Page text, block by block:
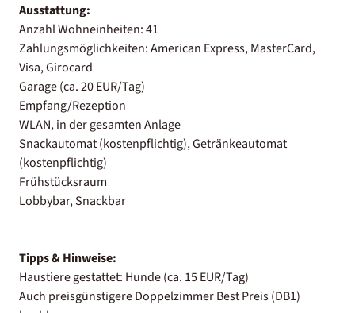
Ausstattung:
Anzahl Wohneinheiten: 41
Zahlungsmöglichkeiten: American Express, MasterCard,
Visa, Girocard
Garage (ca. 20 EUR/Tag)
Empfang/Rezeption
WLAN, in der gesamten Anlage
Snackautomat (kostenpflichtig), Getränkeautomat
(kostenpflichtig)
Frühstücksraum
Lobbybar, Snackbar
Tipps & Hinweise:
Haustiere gestattet: Hunde (ca. 15 EUR/Tag)
Auch preisgünstigere Doppelzimmer Best Preis (DB1)